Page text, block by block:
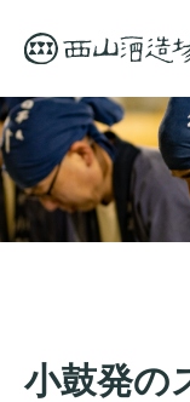
小鼓発の